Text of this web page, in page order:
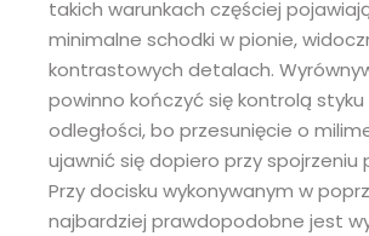
takich warunkach częściej
minimalne schodki w pionie,
kontrastowych detalach.
powinno kończyć się kontrolą styku
odległości, bo przesunięcie o
ujawnić się dopiero przy spojrzeniu
Przy docisku wykonywanym w
najbardziej prawdopodobne jest